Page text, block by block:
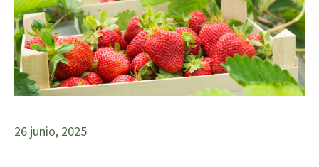
26 junio, 2025